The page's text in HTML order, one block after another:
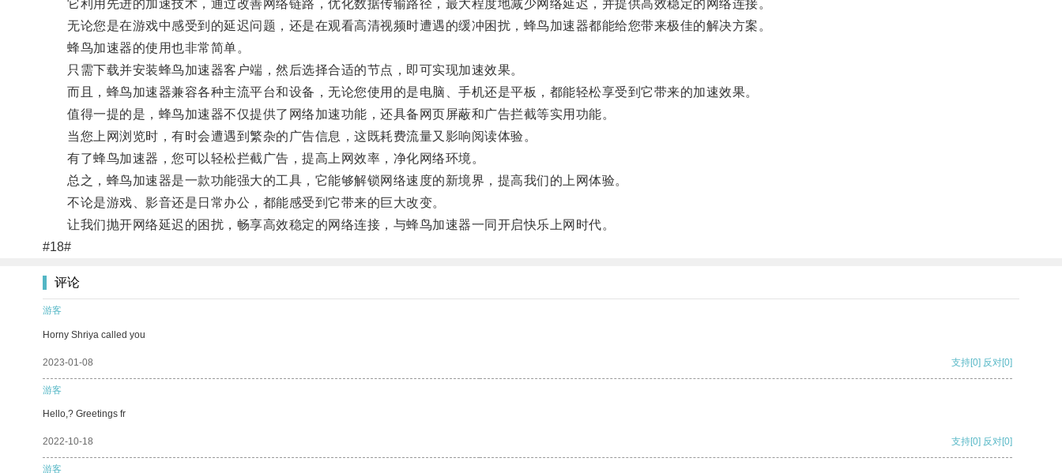
它利用先进的加速技术，通过改善网络链路，优化数据传输路径，最大程度地减少网络延迟，并提供高效稳定的网络连接。
无论您是在游戏中感受到的延迟问题，还是在观看高清视频时遭遇的缓冲困扰，蜂鸟加速器都能给您带来极佳的解决方案。
蜂鸟加速器的使用也非常简单。
只需下载并安装蜂鸟加速器客户端，然后选择合适的节点，即可实现加速效果。
而且，蜂鸟加速器兼容各种主流平台和设备，无论您使用的是电脑、手机还是平板，都能轻松享受到它带来的加速效果。
值得一提的是，蜂鸟加速器不仅提供了网络加速功能，还具备网页屏蔽和广告拦截等实用功能。
当您上网浏览时，有时会遭遇到繁杂的广告信息，这既耗费流量又影响阅读体验。
有了蜂鸟加速器，您可以轻松拦截广告，提高上网效率，净化网络环境。
总之，蜂鸟加速器是一款功能强大的工具，它能够解锁网络速度的新境界，提高我们的上网体验。
不论是游戏、影音还是日常办公，都能感受到它带来的巨大改变。
让我们抛开网络延迟的困扰，畅享高效稳定的网络连接，与蜂鸟加速器一同开启快乐上网时代。
#18#
评论
游客
Horny Shriya called you
2023-01-08 支持[0] 反对[0]
游客
Hello,? Greetings fr
2022-10-18 支持[0] 反对[0]
游客